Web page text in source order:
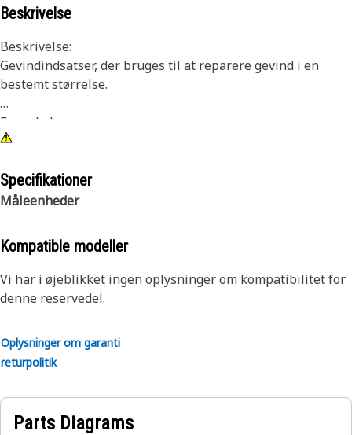
Beskrivelse
Beskrivelse:
Gevindindsatser, der bruges til at reparere gevind i en
bestemt størrelse.
Egenskaber:
Sættet indeholder indsatser i én størrelse, et bor og en tap,
monteringsinstruktioner i et plastetui
Forhandlerværktøj
Se brugermanualen, eller kontakt din lokale Cat-
forhandler for at få flere oplysninger.
Specifikationer
Måleenheder
Kompatible modeller
Vi har i øjeblikket ingen oplysninger om kompatibilitet for
denne reservedel.
Oplysninger om garanti
returpolitik
Parts Diagrams